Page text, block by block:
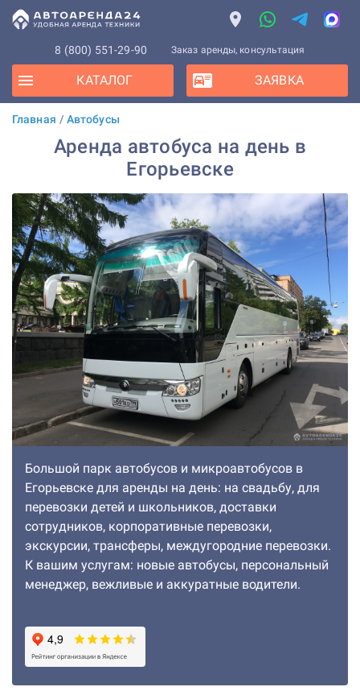
8 (800) 551-29-90 Заказ аренды, консультация
КАТАЛОГ ЗАЯВКА
Главная / Автобусы
Аренда автобуса на день в
Егорьевске
Большой парк автобусов и микроавтобусов в
Егорьевске для аренды на день: на свадьбу, для
перевозки детей и школьников, доставки
сотрудников, корпоративные перевозки,
экскурсии, трансферы, междугородние перевозки.
К вашим услугам: новые автобусы, персональный
менеджер, вежливые и аккуратные водители.